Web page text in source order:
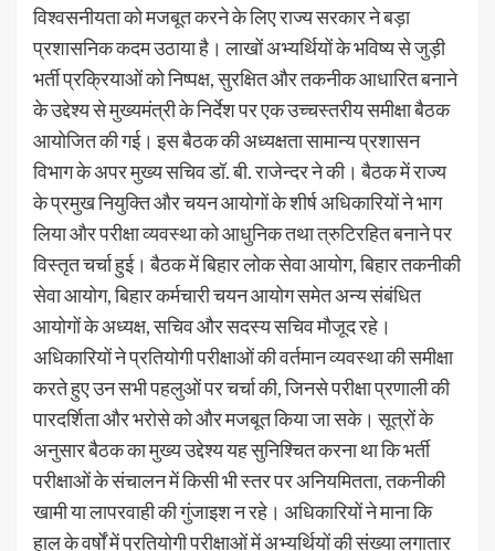
विश्वसनीयता को मजबूत करने के लिए राज्य सरकार ने बड़ा
प्रशासनिक कदम उठाया है। लाखों अभ्यर्थियों के भविष्य से जुड़ी
भर्ती प्रक्रियाओं को निष्पक्ष, सुरक्षित और तकनीक आधारित बनाने
के उद्देश्य से मुख्यमंत्री के निर्देश पर एक उच्चस्तरीय समीक्षा बैठक
आयोजित की गई। इस बैठक की अध्यक्षता सामान्य प्रशासन
विभाग के अपर मुख्य सचिव डॉ. बी. राजेन्दर ने की। बैठक में राज्य
के प्रमुख नियुक्ति और चयन आयोगों के शीर्ष अधिकारियों ने भाग
लिया और परीक्षा व्यवस्था को आधुनिक तथा त्रुटिरहित बनाने पर
विस्तृत चर्चा हुई। बैठक में बिहार लोक सेवा आयोग, बिहार तकनीकी
सेवा आयोग, बिहार कर्मचारी चयन आयोग समेत अन्य संबंधित
आयोगों के अध्यक्ष, सचिव और सदस्य सचिव मौजूद रहे।
अधिकारियों ने प्रतियोगी परीक्षाओं की वर्तमान व्यवस्था की समीक्षा
करते हुए उन सभी पहलुओं पर चर्चा की, जिनसे परीक्षा प्रणाली की
पारदर्शिता और भरोसे को और मजबूत किया जा सके। सूत्रों के
अनुसार बैठक का मुख्य उद्देश्य यह सुनिश्चित करना था कि भर्ती
परीक्षाओं के संचालन में किसी भी स्तर पर अनियमितता, तकनीकी
खामी या लापरवाही की गुंजाइश न रहे। अधिकारियों ने माना कि
हाल के वर्षों में प्रतियोगी परीक्षाओं में अभ्यर्थियों की संख्या लगातार